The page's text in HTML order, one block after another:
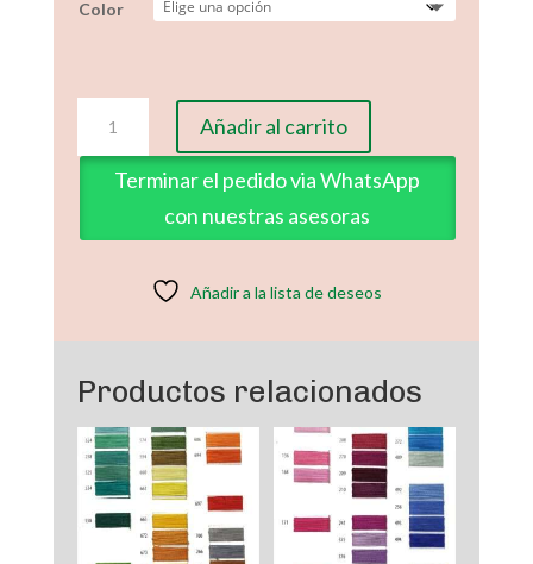
Color
Rayon
Tono
Azules
Verdes
Añadir al carrito
Terminar el pedido via WhatsApp
con nuestras asesoras
Añadir a la lista de deseos
Productos relacionados